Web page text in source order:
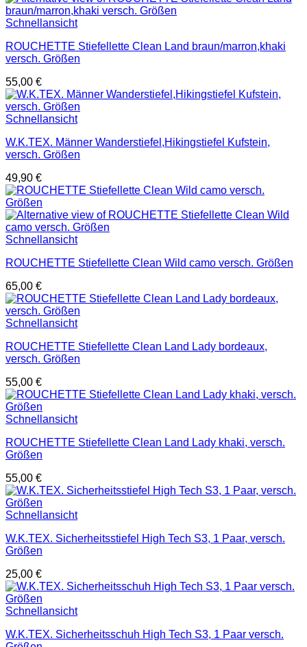
Schnellansicht
ROUCHETTE Stiefellette Clean Land braun/marron,khaki
versch. Größen
55,00 €
Schnellansicht
W.K.TEX. Männer Wanderstiefel,Hikingstiefel Kufstein,
versch. Größen
49,90 €
Schnellansicht
ROUCHETTE Stiefellette Clean Wild camo versch. Größen
65,00 €
Schnellansicht
ROUCHETTE Stiefellette Clean Land Lady bordeaux,
versch. Größen
55,00 €
Schnellansicht
ROUCHETTE Stiefellette Clean Land Lady khaki, versch.
Größen
55,00 €
Schnellansicht
W.K.TEX. Sicherheitsstiefel High Tech S3, 1 Paar, versch.
Größen
25,00 €
Schnellansicht
W.K.TEX. Sicherheitsschuh High Tech S3, 1 Paar versch.